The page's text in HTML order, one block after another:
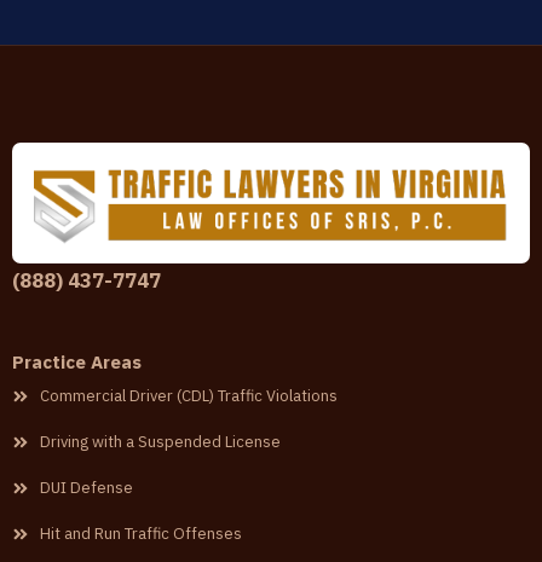
(888) 437-7747
Practice Areas
Commercial Driver (CDL) Traffic Violations
Driving with a Suspended License
DUI Defense
Hit and Run Traffic Offenses